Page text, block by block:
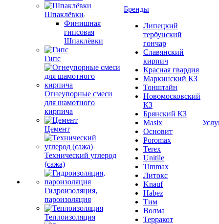
Шпаклёвки
Финишная
гипсовая
Шпаклёвки
Гипс
Огнеупорные смеси
для шамотного
кирпича
Цемент
Технический углерод
(сажа)
Гидроизоляция,
пароизоляция
Теплоизоляция
Бренды
Липецкий
тербунский
гончар
Славянский
кирпич
Красная гвардия
Маркинский КЗ
Тонштайн
Новомосковский
КЗ
Брянский КЗ
Masix
Основит
Poromax
Terex
Unitile
Timmax
Литокс
Knauf
Habez
Тим
Волма
Терракот